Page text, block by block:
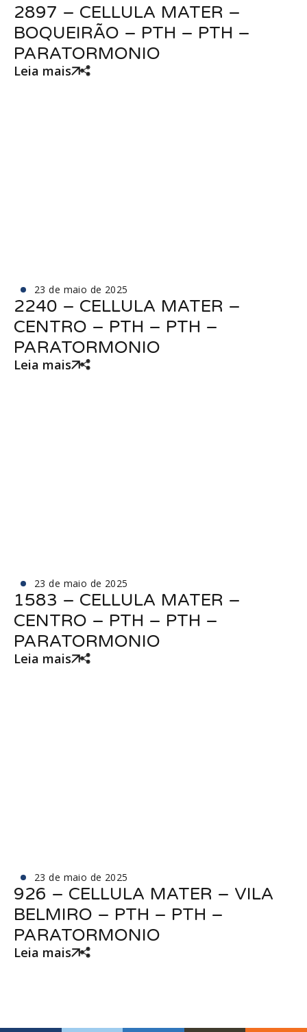
2897 – CELLULA MATER –
BOQUEIRÃO – PTH – PTH –
PARATORMONIO
Leia mais
23 de maio de 2025
2240 – CELLULA MATER –
CENTRO – PTH – PTH –
PARATORMONIO
Leia mais
23 de maio de 2025
1583 – CELLULA MATER –
CENTRO – PTH – PTH –
PARATORMONIO
Leia mais
23 de maio de 2025
926 – CELLULA MATER – VILA
BELMIRO – PTH – PTH –
PARATORMONIO
Leia mais